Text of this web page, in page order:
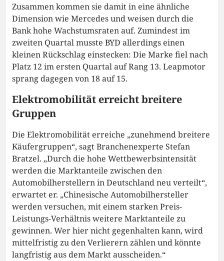
Zusammen kommen sie damit in eine ähnliche
Dimension wie Mercedes und weisen durch die
Bank hohe Wachstumsraten auf. Zumindest im
zweiten Quartal musste BYD allerdings einen
kleinen Rückschlag einstecken: Die Marke fiel nach
Platz 12 im ersten Quartal auf Rang 13. Leapmotor
sprang dagegen von 18 auf 15.
Elektromobilität erreicht breitere
Gruppen
Die Elektromobilität erreiche „zunehmend breitere
Käufergruppen“, sagt Branchenexperte Stefan
Bratzel. „Durch die hohe Wettbewerbsintensität
werden die Marktanteile zwischen den
Automobilherstellern in Deutschland neu verteilt“,
erwartet er. „Chinesische Automobilhersteller
werden versuchen, mit einem starken Preis-
Leistungs-Verhältnis weitere Marktanteile zu
gewinnen. Wer hier nicht gegenhalten kann, wird
mittelfristig zu den Verlierern zählen und könnte
langfristig aus dem Markt ausscheiden.“